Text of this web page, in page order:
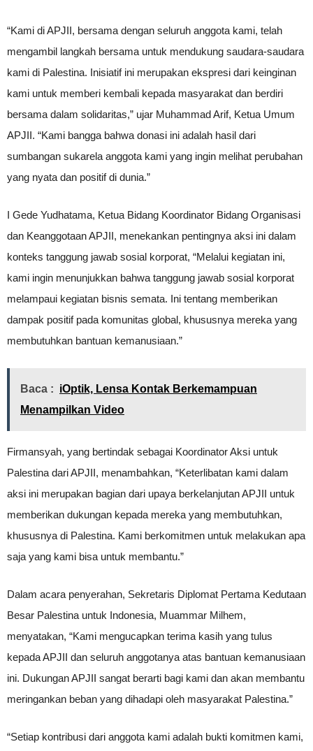
“Kami di APJII, bersama dengan seluruh anggota kami, telah
mengambil langkah bersama untuk mendukung saudara-saudara
kami di Palestina. Inisiatif ini merupakan ekspresi dari keinginan
kami untuk memberi kembali kepada masyarakat dan berdiri
bersama dalam solidaritas,” ujar Muhammad Arif, Ketua Umum
APJII. “Kami bangga bahwa donasi ini adalah hasil dari
sumbangan sukarela anggota kami yang ingin melihat perubahan
yang nyata dan positif di dunia.”
I Gede Yudhatama, Ketua Bidang Koordinator Bidang Organisasi
dan Keanggotaan APJII, menekankan pentingnya aksi ini dalam
konteks tanggung jawab sosial korporat, “Melalui kegiatan ini,
kami ingin menunjukkan bahwa tanggung jawab sosial korporat
melampaui kegiatan bisnis semata. Ini tentang memberikan
dampak positif pada komunitas global, khususnya mereka yang
membutuhkan bantuan kemanusiaan.”
Baca : iOptik, Lensa Kontak Berkemampuan
Menampilkan Video
Firmansyah, yang bertindak sebagai Koordinator Aksi untuk
Palestina dari APJII, menambahkan, “Keterlibatan kami dalam
aksi ini merupakan bagian dari upaya berkelanjutan APJII untuk
memberikan dukungan kepada mereka yang membutuhkan,
khususnya di Palestina. Kami berkomitmen untuk melakukan apa
saja yang kami bisa untuk membantu.”
Dalam acara penyerahan, Sekretaris Diplomat Pertama Kedutaan
Besar Palestina untuk Indonesia, Muammar Milhem,
menyatakan, “Kami mengucapkan terima kasih yang tulus
kepada APJII dan seluruh anggotanya atas bantuan kemanusiaan
ini. Dukungan APJII sangat berarti bagi kami dan akan membantu
meringankan beban yang dihadapi oleh masyarakat Palestina.”
“Setiap kontribusi dari anggota kami adalah bukti komitmen kami,